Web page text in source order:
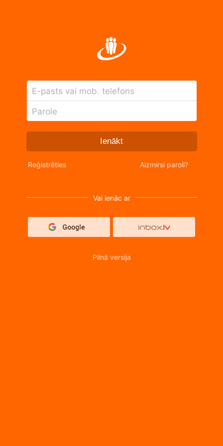
E-pasts vai mob. telefons
Parole
Ienākt
Reģistrēties Aizmirsi paroli?
Vai ienāc ar
Pilnā versija